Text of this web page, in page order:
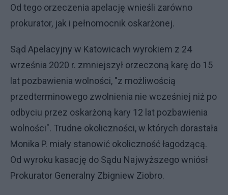
Od tego orzeczenia apelację wnieśli zarówno
prokurator, jak i pełnomocnik oskarżonej.
Sąd Apelacyjny w Katowicach wyrokiem z 24
września 2020 r. zmniejszył orzeczoną karę do 15
lat pozbawienia wolności, "z możliwością
przedterminowego zwolnienia nie wcześniej niż po
odbyciu przez oskarżoną kary 12 lat pozbawienia
wolności". Trudne okoliczności, w których dorastała
Monika P. miały stanowić okoliczność łagodzącą.
Od wyroku kasację do Sądu Najwyższego wniósł
Prokurator Generalny Zbigniew Ziobro.